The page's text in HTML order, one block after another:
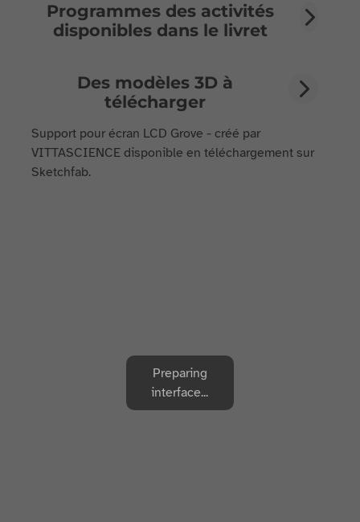
Programmes des activités
disponibles dans le livret
Des modèles 3D à
télécharger
Support pour écran LCD Grove - créé par
VITTASCIENCE disponible en téléchargement sur
Sketchfab.
Preparing
interface...